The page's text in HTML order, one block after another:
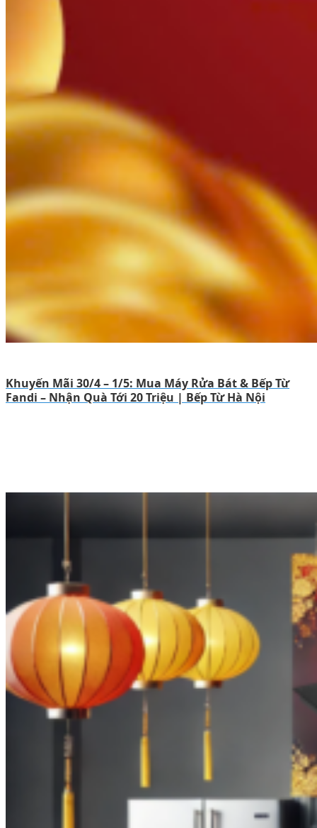
Khuyến Mãi 30/4 – 1/5: Mua Máy Rửa Bát & Bếp Từ
Fandi – Nhận Quà Tới 20 Triệu | Bếp Từ Hà Nội